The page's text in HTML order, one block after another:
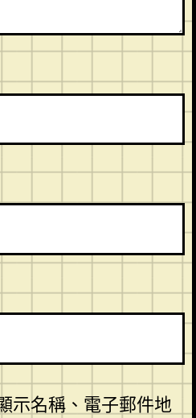
示名稱、電子郵件地